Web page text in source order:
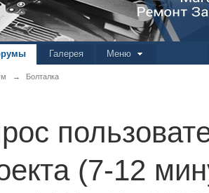
Галерея Меню
→ Болталка
(7-12